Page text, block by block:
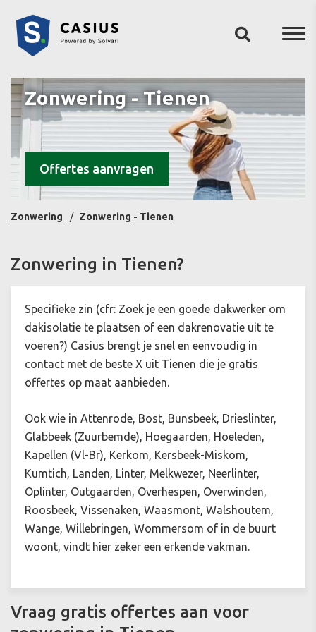
Zonwering - Tienen
Offertes aanvragen
Zonwering Zonwering - Tienen
Zonwering in Tienen?
Specifieke zin (cfr: Zoek je een goede dakwerker om
dakisolatie te plaatsen of een dakrenovatie uit te
voeren?) Casius brengt je snel en eenvoudig in
contact met de beste X uit Tienen die je gratis
offertes op maat aanbieden.
Ook wie in Attenrode, Bost, Bunsbeek, Drieslinter,
Glabbeek (Zuurbemde), Hoegaarden, Hoeleden,
Kapellen (Vl-Br), Kerkom, Kersbeek-Miskom,
Kumtich, Landen, Linter, Melkwezer, Neerlinter,
Oplinter, Outgaarden, Overhespen, Overwinden,
Roosbeek, Vissenaken, Waasmont, Walshoutem,
Wange, Willebringen, Wommersom of in de buurt
woont, vindt hier zeker een erkende vakman.
Vraag gratis offertes aan voor